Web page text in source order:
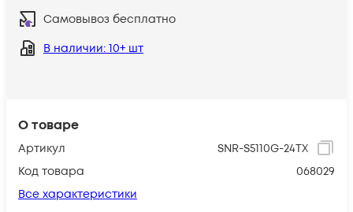
О товаре
Артикул
SNR-S5110G-24TX
Код товара
068029
Все характеристики
Самовывоз бесплатно
В наличии: 10+ шт